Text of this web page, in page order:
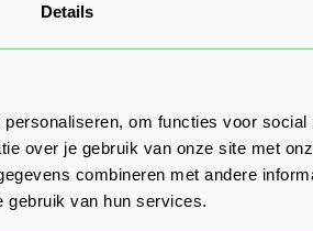
Details
om functies voor social
over je gebruik van onze site met
combineren met andere
gebruik van hun services.